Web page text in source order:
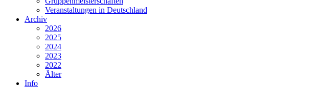
Veranstaltungen in Deutschland
Archiv
2026
2025
2024
2023
2022
Älter
Info